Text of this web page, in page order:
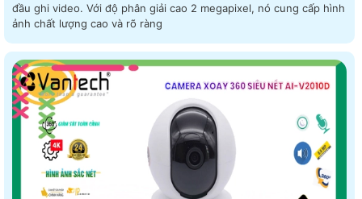
đầu ghi video. Với độ phân giải cao 2 megapixel, nó cung cấp hình
ảnh chất lượng cao và rõ ràng